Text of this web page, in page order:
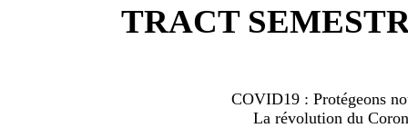
TRACT
COVID19 : Protégeons
La révolution du